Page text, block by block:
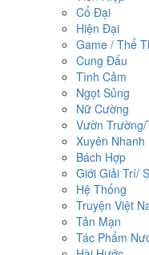
Cổ Đại
Hiện Đại
Game / Thể
Cung Đấu
Tình Cảm
Ngọt Sủng
Nữ Cường
Vườn
Xuyên Nhanh
Bách Hợp
Giới Giải Trí/
Hệ Thống
Truyện Việt
Tản Mạn
Tác Phẩm